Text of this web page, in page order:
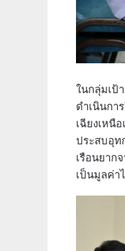
ในกลุ่มเป้
ดำเนินกา
เฉียงเหนื
ประสบอุท
เรือนยาก
เป็นมูลค่า